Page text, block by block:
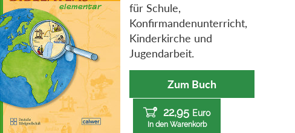
für Schule,
Konfirmandenunterricht,
Kinderkirche und
Jugendarbeit.
Zum Buch
22,95 Euro
In den Warenkorb